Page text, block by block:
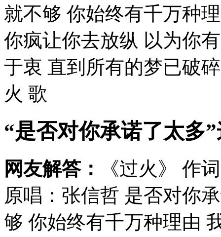
就不够 你始终有千万种
你疯让你去放纵 以为你
于衷 直到所有的梦已破
火 歌
“是否对你承诺了太多
网友解答：
《过火》 作
原唱：张信哲 是否对你
够 你始终有千万种理由